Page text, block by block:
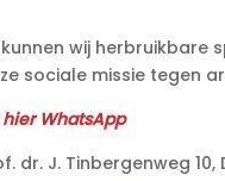
wij herbruikbare
sociale missie tegen
WhatsApp
dr. J. Tinbergenweg 10,